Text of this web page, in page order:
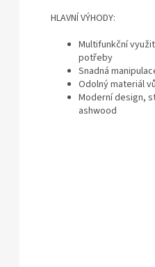
HLAVNÍ VÝHODY:
Multifunkční
potřeby
Snadná
Odolný materiál
Moderní design,
ashwood